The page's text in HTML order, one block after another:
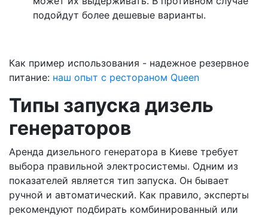
подойдут более дешевые варианты.
Как пример использования - надежное резервное
питание: наш опыт с рестораном Queen
Типы запуска дизель
генераторов
Аренда дизельного генератора в Киеве требует
выбора правильной электросистемы. Одним из
показателей является тип запуска. Он бывает
ручной и автоматический. Как правило, эксперты
рекомендуют подбирать комбинированный или